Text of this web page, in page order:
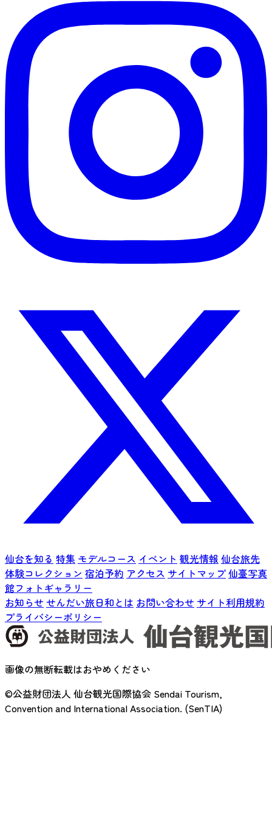
仙台を知る 特集 モデルコース イベント 観光情報 仙台旅先
体験コレクション 宿泊予約 アクセス サイトマップ仙臺写真
館フォトギャラリー
お知らせ せんだい旅日和とは お問い合わせ サイト利用規約
プライバシーポリシー
画像の無断転載はおやめください
©公益財団法人 仙台観光国際協会 Sendai Tourism,
Convention and International Association. (SenTIA)